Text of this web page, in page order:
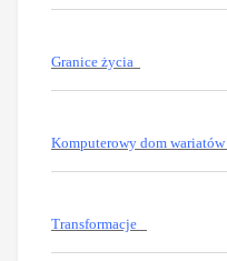
Granice życia
Komputerowy dom wariatów
Transformacje